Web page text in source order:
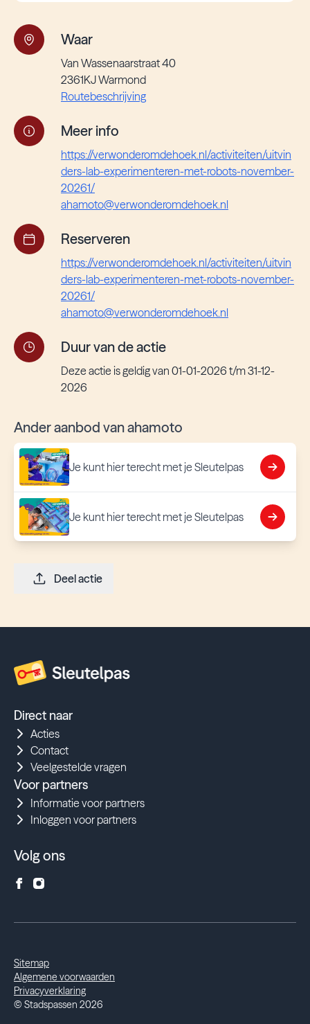
Waar
Van Wassenaarstraat 40
2361KJ Warmond
Routebeschrijving
Meer info
https://verwonderomdehoek.nl/activiteiten/uitvin
ders-lab-experimenteren-met-robots-november-
20261/
ahamoto@verwonderomdehoek.nl
Reserveren
https://verwonderomdehoek.nl/activiteiten/uitvin
ders-lab-experimenteren-met-robots-november-
20261/
ahamoto@verwonderomdehoek.nl
Duur van de actie
Deze actie is geldig van 01-01-2026 t/m 31-12-
2026
Ander aanbod van ahamoto
Je kunt hier terecht met je Sleutelpas
Je kunt hier terecht met je Sleutelpas
Deel actie
Direct naar
Acties
Contact
Veelgestelde vragen
Voor partners
Informatie voor partners
Inloggen voor partners
Volg ons
Sitemap
Algemene voorwaarden
Privacyverklaring
© Stadspassen 2026